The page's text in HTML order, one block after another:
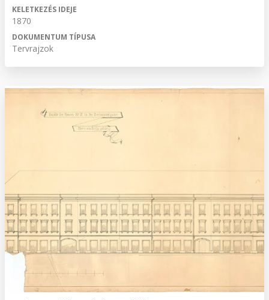
KELETKEZÉS IDEJE
1870
DOKUMENTUM TÍPUSA
Tervrajzok